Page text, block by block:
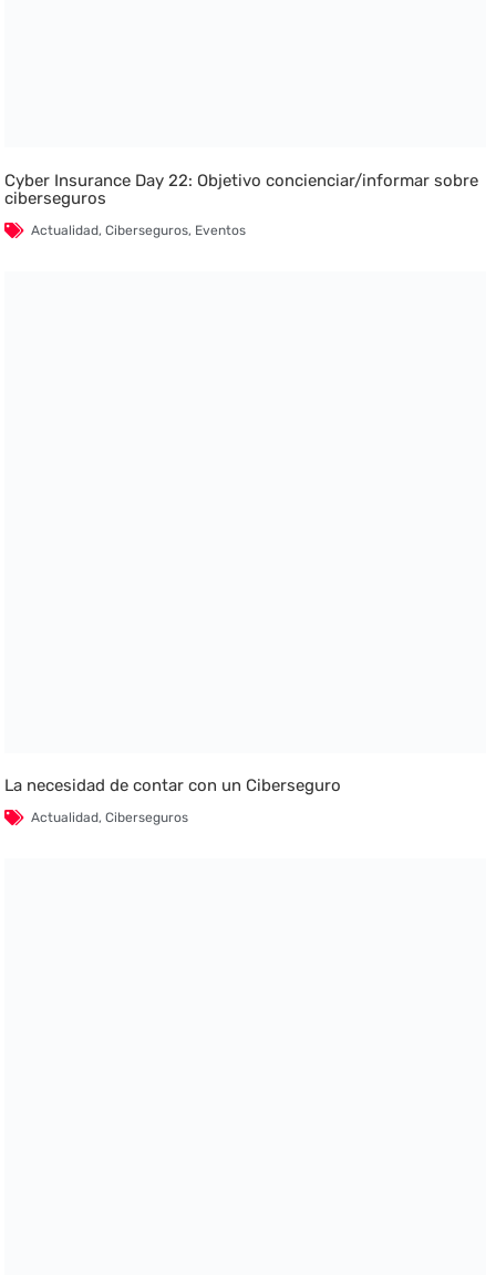
Cyber Insurance Day 22: Objetivo concienciar/informar sobre
ciberseguros
Actualidad,Ciberseguros, Eventos
La necesidad de contar con un Ciberseguro
Actualidad,Ciberseguros